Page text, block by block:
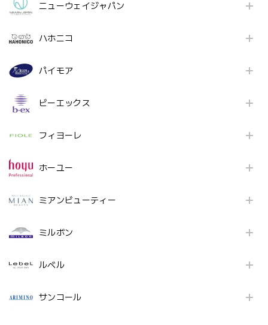
ニューウェイジャパン
ハホニコ
パイモア
ビーエックス
フィヨーレ
ホーユー
ミアンビューティー
ミルボン
ルベル
サンコール